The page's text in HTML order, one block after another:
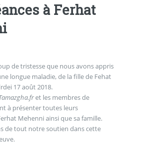
à Ferhat
de tristesse que nous avons appris
longue maladie, de la fille de Fehat
17 août 2018.
et les membres de
à présenter toutes leurs
Mehenni ainsi que sa famille.
de tout notre soutien dans cette